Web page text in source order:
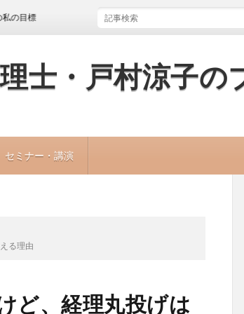
士・戸村涼子の
セミナー・講演
る理由
ど、経理丸投げは